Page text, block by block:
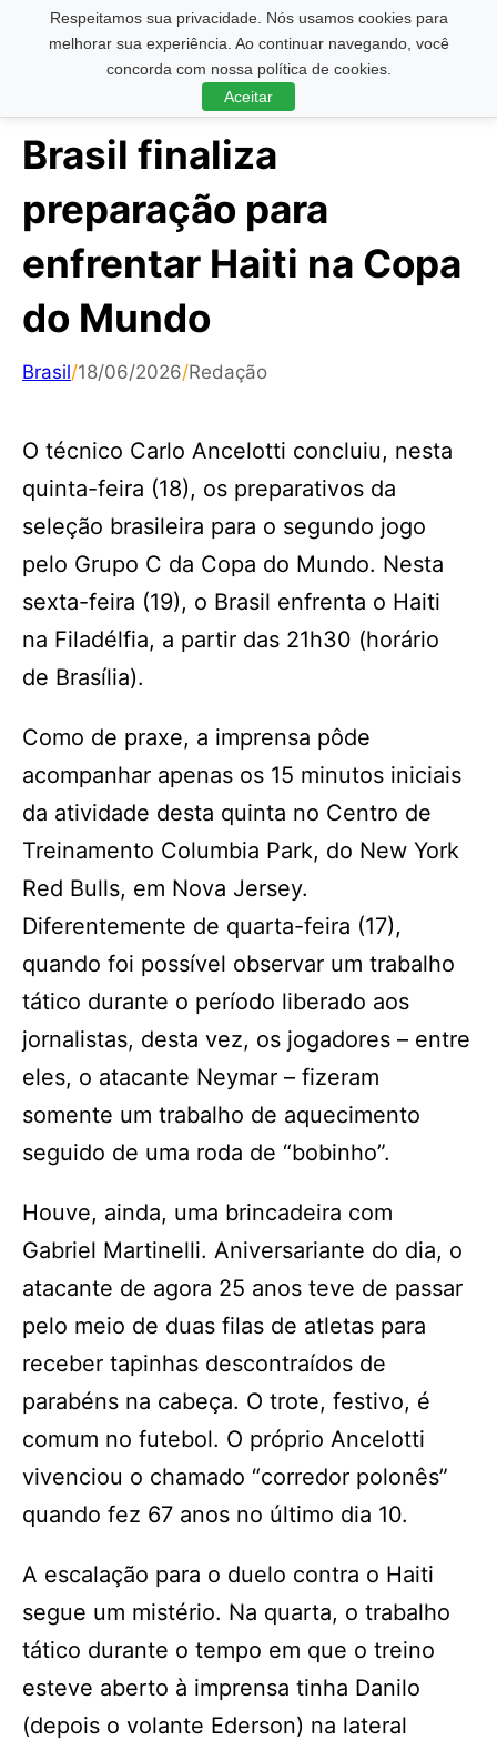
Respeitamos sua privacidade. Nós usamos cookies para
melhorar sua experiência. Ao continuar navegando, você
concorda com nossa política de cookies.
Aceitar
Pesquisar ...
Brasil finaliza
preparação para
enfrentar Haiti na Copa
do Mundo
Brasil/18/06/2026/Redação
O técnico Carlo Ancelotti concluiu, nesta
quinta-feira (18), os preparativos da
seleção brasileira para o segundo jogo
pelo Grupo C da Copa do Mundo. Nesta
sexta-feira (19), o Brasil enfrenta o Haiti
na Filadélfia, a partir das 21h30 (horário
de Brasília).
Como de praxe, a imprensa pôde
acompanhar apenas os 15 minutos iniciais
da atividade desta quinta no Centro de
Treinamento Columbia Park, do New York
Red Bulls, em Nova Jersey.
Diferentemente de quarta-feira (17),
quando foi possível observar um trabalho
tático durante o período liberado aos
jornalistas, desta vez, os jogadores – entre
eles, o atacante Neymar – fizeram
somente um trabalho de aquecimento
seguido de uma roda de “bobinho”.
Houve, ainda, uma brincadeira com
Gabriel Martinelli. Aniversariante do dia, o
atacante de agora 25 anos teve de passar
pelo meio de duas filas de atletas para
receber tapinhas descontraídos de
parabéns na cabeça. O trote, festivo, é
comum no futebol. O próprio Ancelotti
vivenciou o chamado “corredor polonês”
quando fez 67 anos no último dia 10.
A escalação para o duelo contra o Haiti
segue um mistério. Na quarta, o trabalho
tático durante o tempo em que o treino
esteve aberto à imprensa tinha Danilo
(depois o volante Ederson) na lateral